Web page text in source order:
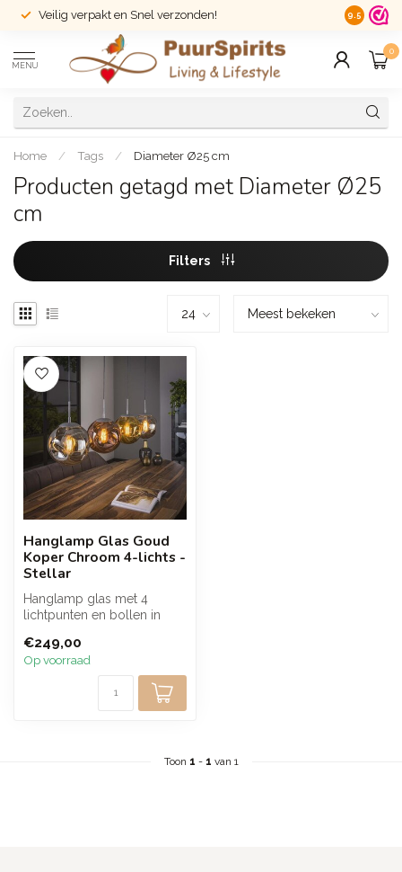
Veilig verpakt en Snel verzonden! 14 dagen
9.5
MENU
0
Home / Tags / Diameter Ø25 cm
Producten getagd met Diameter Ø25
cm
Filters
Hanglamp Glas Goud
Koper Chroom 4-lichts -
Stellar
Hanglamp glas met 4
lichtpunten en bollen in
brengt een wa...
€249,00
Op voorraad
Toon 1 - 1 van 1